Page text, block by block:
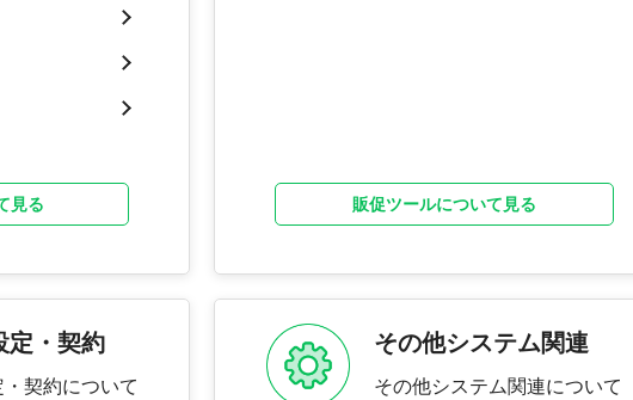
見る 販促ツールについて見る
定・契約
契約について
その他システム関連
その他システム関連について